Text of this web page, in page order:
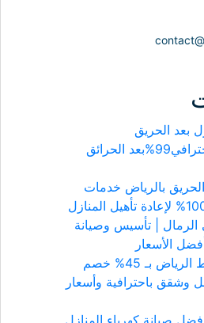
بعد الحريق
بالرياض..تنظيف احترافي99%بعد الحرائق
بالرياض خدمات
الرمال | تأسيس وصيانة
الأسعار
شركة تنظيف وسط الرياض بـ 45% خصم
وشقق باحترافية وأسعار
صيانة كهرباء المنازل